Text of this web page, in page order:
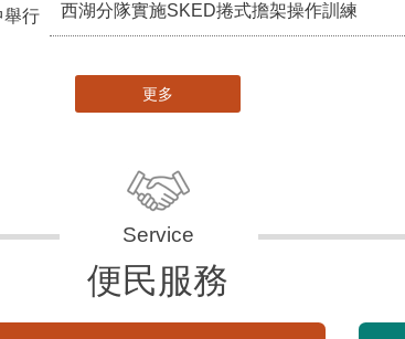
舉行
西湖分隊實施SKED捲式擔架操作訓練
更多
便民服務